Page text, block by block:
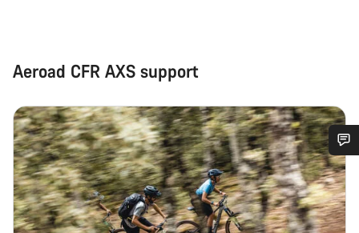
Aeroad CFR AXS support
Trenger du hjelp?
Våre eksperter på kundestøtte står klare til å svare på dine
spørsmål.